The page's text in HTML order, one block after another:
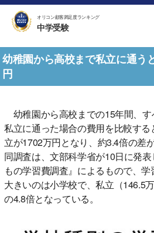
オリコン顧客満足度ランキング
中学受験
幼稚園から高校まで私立に通う
円
幼稚園から高校までの15年間、
私立に通った場合の費用を比較す
立が1702万円となり、約3.4倍の差
同調査は、文部科学省が10日に発
もの学習費調査』によるもので、
大きいのは小学校で、私立（146.5
の4.8倍となっている。